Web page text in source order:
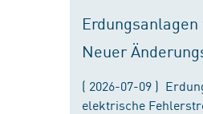
Neuer
( 2026-07-09 )
elektrische